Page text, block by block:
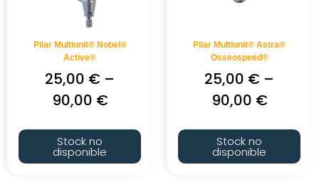
Pilar Multiunit® Nobel®
Active®
25,00 € –
90,00 €
Stock no
disponible
Pilar Multiunit® Astra®
Osseospeed®
25,00 € –
90,00 €
Stock no
disponible